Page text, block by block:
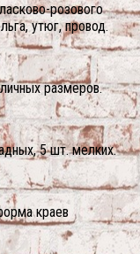
розового
утюг, провод.
размеров.
5 шт. мелких.
краев